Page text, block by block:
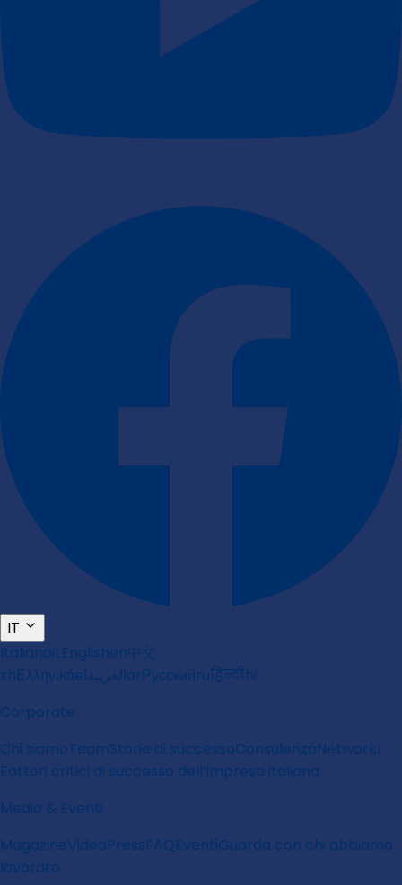
IT
ItalianoitEnglishen中文
zhΕλληνικάelالعربيةarРусскийruहिन्दीhi
Corporate
Chi siamoTeamStorie di successoConsulenzaNetworkI
Fattori critici di successo dell’impresa italiana
Media & Eventi
MagazineVideoPressFAQEventiGuarda con chi abbiamo
lavorato